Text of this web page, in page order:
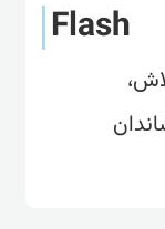
Flash